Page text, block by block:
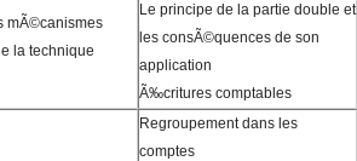
mÃ©canismes
la technique
Le principe de la partie double et
les consÃ©quences de son
application
Ã‰critures comptables
Regroupement dans les
comptes